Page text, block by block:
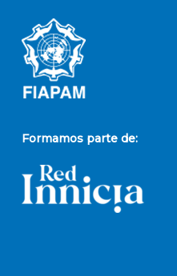
Formamos parte de: